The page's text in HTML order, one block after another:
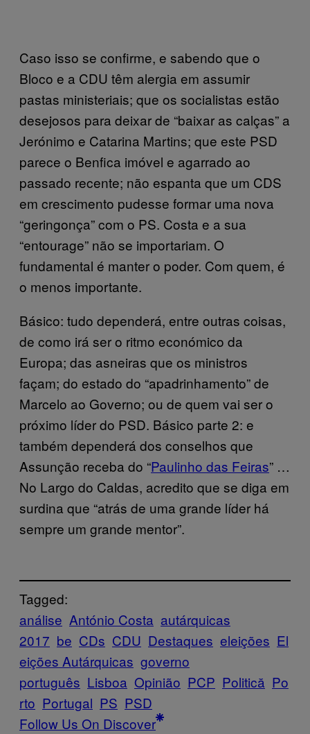
Caso isso se confirme, e sabendo que o
Bloco e a CDU têm alergia em assumir
pastas ministeriais; que os socialistas estão
desejosos para deixar de “baixar as calças” a
Jerónimo e Catarina Martins; que este PSD
parece o Benfica imóvel e agarrado ao
passado recente; não espanta que um CDS
em crescimento pudesse formar uma nova
“geringonça” com o PS. Costa e a sua
“entourage” não se importariam. O
fundamental é manter o poder. Com quem, é
o menos importante.
Básico: tudo dependerá, entre outras coisas,
de como irá ser o ritmo económico da
Europa; das asneiras que os ministros
façam; do estado do “apadrinhamento” de
Marcelo ao Governo; ou de quem vai ser o
próximo líder do PSD. Básico parte 2: e
também dependerá dos conselhos que
Assunção receba do “Paulinho das Feiras” …
No Largo do Caldas, acredito que se diga em
surdina que “atrás de uma grande líder há
sempre um grande mentor”.
Tagged:
análise António Costa autárquicas
2017 be CDs CDU Destaques eleições El
eições Autárquicas governo
português Lisboa Opinião PCP Politică Po
rto Portugal PS PSD
Follow Us On Discover